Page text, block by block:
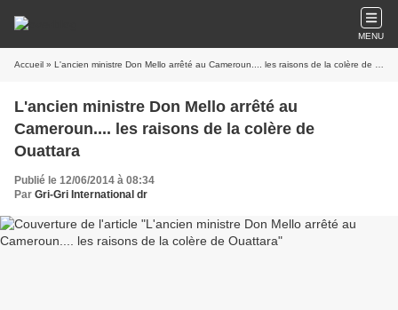
MENU
Accueil » L'ancien ministre Don Mello arrêté au Cameroun.... les raisons de la colère de Ouattara
L'ancien ministre Don Mello arrêté au
Cameroun.... les raisons de la colère de
Ouattara
Publié le 12/06/2014 à 08:34
Par Gri-Gri International dr